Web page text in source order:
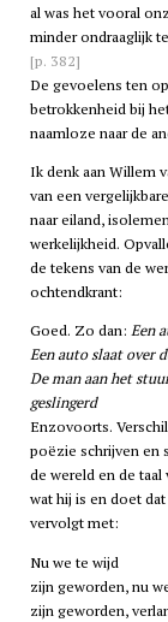
al was het vooral
minder ondraaglijk
[p. 382]
De gevoelens ten
betrokkenheid bij
naamloze naar de
Ik denk aan Willem
van een
naar eiland,
werkelijkheid.
de tekens van de
ochtendkrant:
Goed. Zo dan: Een
Een auto slaat over
De man aan het
geslingerd
Enzovoorts.
poëzie schrijven en
de wereld en de
wat hij is en doet
vervolgt met:
Nu we te wijd
zijn geworden, nu
zijn geworden,